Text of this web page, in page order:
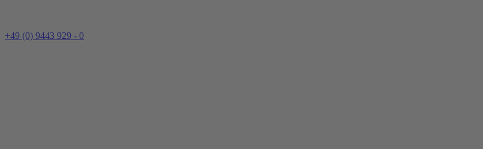
+49 (0) 9443 929 - 0